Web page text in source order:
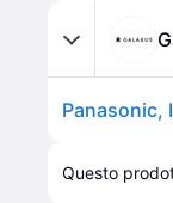
Panasonic,
Questo